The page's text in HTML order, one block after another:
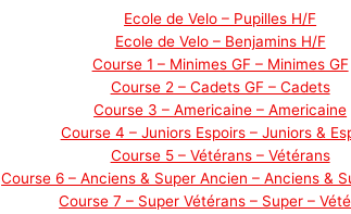
Ecole de Velo – Pupilles H/F
Ecole de Velo – Benjamins H/F
Course 1 – Minimes GF – Minimes GF
Course 2 – Cadets GF – Cadets
Course 3 – Americaine – Americaine
Course 4 – Juniors Espoirs – Juniors &
Course 5 – Vétérans – Vétérans
Course 6 – Anciens & Super Ancien – Anciens &
Course 7 – Super Vétérans – Super –